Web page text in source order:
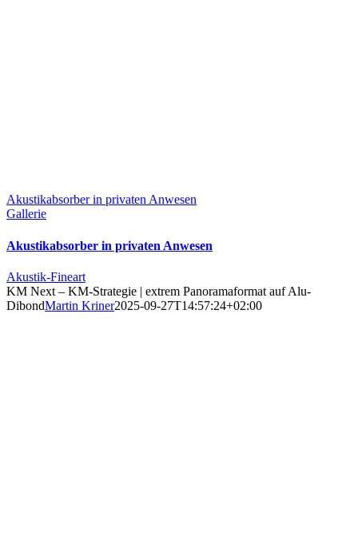
Akustikabsorber in privaten Anwesen
Gallerie
Akustikabsorber in privaten Anwesen
Akustik-Fineart
KM Next – KM-Strategie | extrem Panoramaformat auf Alu-
DibondMartin Kriner2025-09-27T14:57:24+02:00